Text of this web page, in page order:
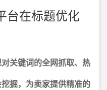
台在标题优化
关键词的全网抓取、热
掘，为卖家提供精准的